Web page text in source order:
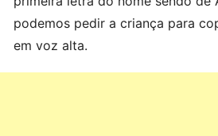
podemos pedir a criança para
em voz alta.